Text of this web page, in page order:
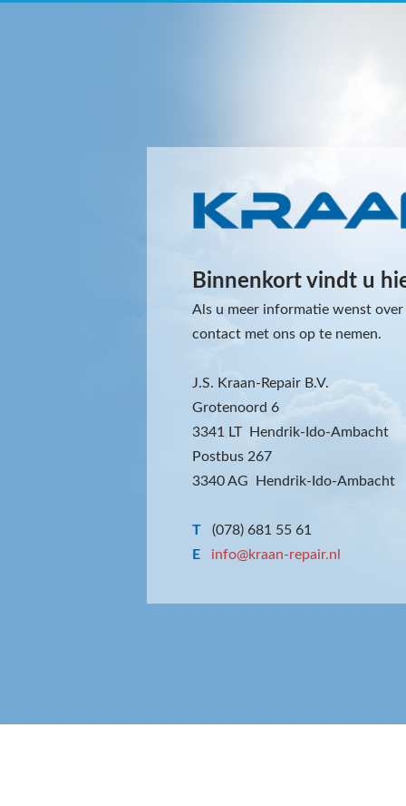
Binnenkort vindt u
Als u meer informatie wenst
contact met ons op te nemen.
J.S. Kraan-Repair B.V.
Grotenoord 6
3341 LT Hendrik-Ido-Ambacht
Postbus 267
3340 AG Hendrik-Ido-Ambacht
T
(078) 681 55 61
E
info@kraan-repair.nl